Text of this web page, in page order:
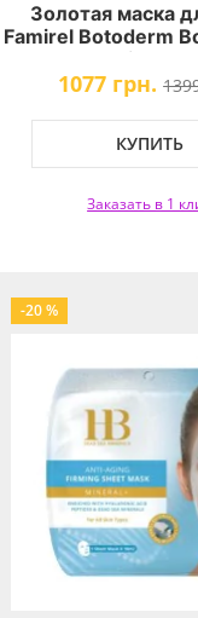
Золотая маска
Famirel Botoderm
Facial Mask
1077 грн.
КУПИТЬ
Заказать в 1
-20 %